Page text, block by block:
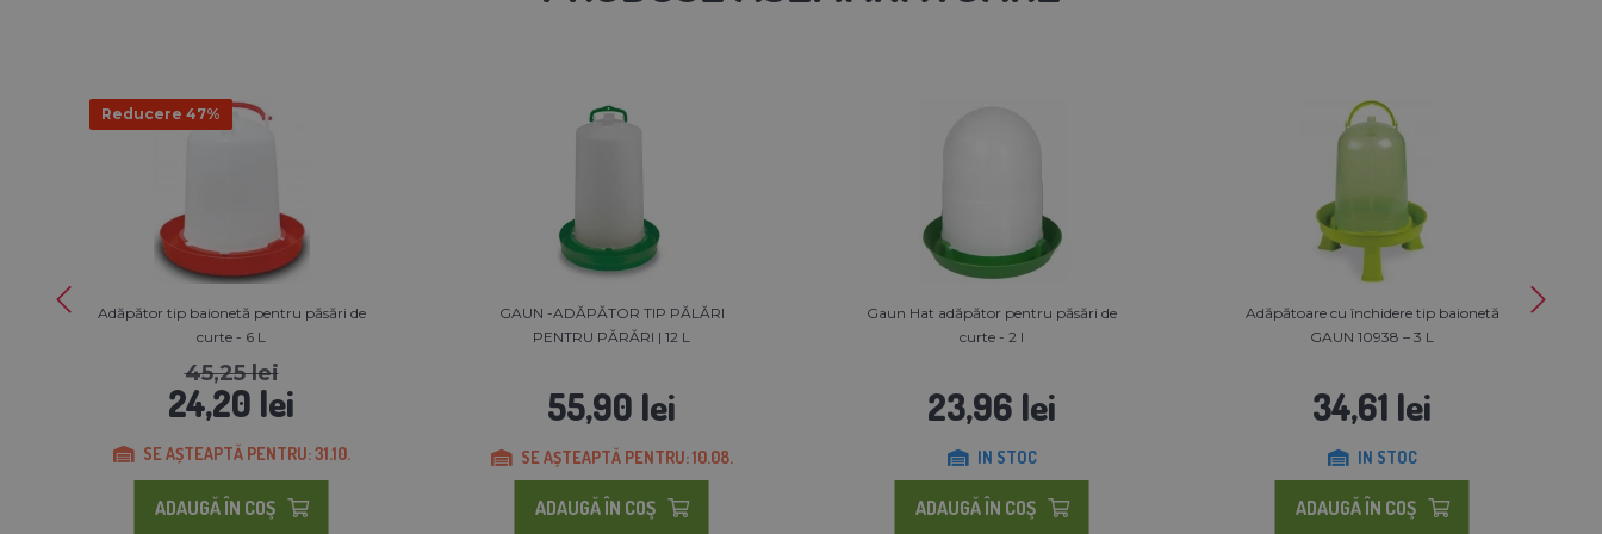
Reducere 47%
Adăpător tip baionetă pentru păsări de
curte - 6 L
45,25 lei
24,20 lei
SE AȘTEAPTĂ PENTRU: 31.10.
ADAUGĂ ÎN COŞ
GAUN -ADĂPĂTOR TIP PĂLĂRI
PENTRU PĂRĂRI | 12 L
55,90 lei
SE AȘTEAPTĂ PENTRU: 10.08.
ADAUGĂ ÎN COŞ
Gaun Hat adăpător pentru păsări de
curte - 2 l
23,96 lei
IN STOC
ADAUGĂ ÎN COŞ
Adăpătoare cu închidere tip baionetă
GAUN 10938 – 3 L
34,61 lei
IN STOC
ADAUGĂ ÎN COŞ